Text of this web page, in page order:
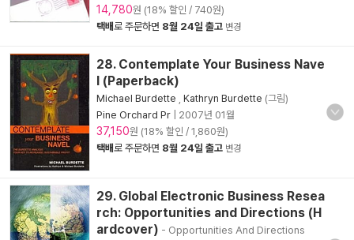
14,780원 (18% 할인 / 740원)
택배로 주문하면 8월 24일 출고 변경
28. Contemplate Your Business Nave
l (Paperback)
Michael Burdette Kathryn Burdette (그림)
Pine Orchard Pr
2007년 01월
37,150원 (18% 할인 / 1,860원)
택배로 주문하면 8월 24일 출고 변경
29. Global Electronic Business Resea
rch: Opportunities and Directions (H
ardcover) - Opportunities And Directions